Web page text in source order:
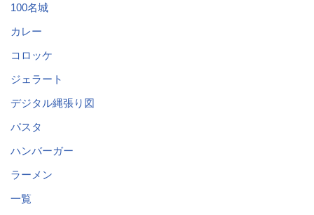
100名城
カレー
コロッケ
ジェラート
デジタル縄張り図
パスタ
ハンバーガー
ラーメン
一覧